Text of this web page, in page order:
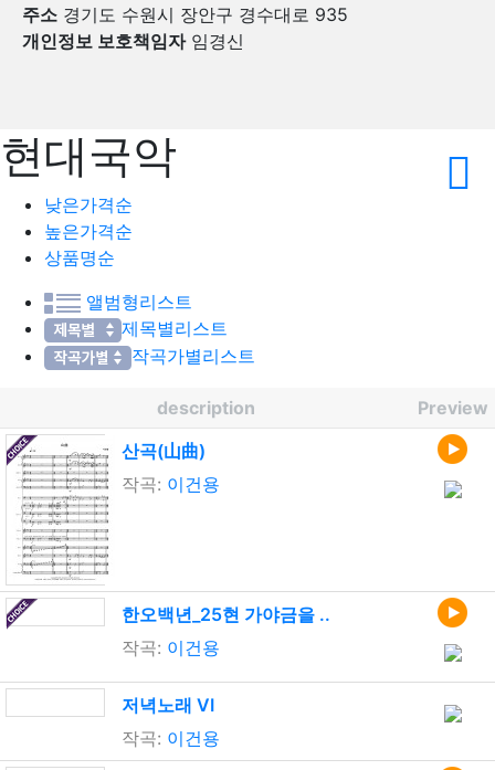
주소 경기도 수원시 장안구 경수대로 935
개인정보 보호책임자임경신
현대국악
낮은가격순
높은가격순
상품명순
앨범형리스트
제목별리스트
작곡가별리스트
description
Preview
산곡(山曲)
작곡: 이건용
한오백년_25현 가야금을 ..
작곡: 이건용
저녁노래 VI
작곡: 이건용